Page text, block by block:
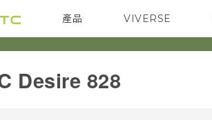
產品
VIVE G REIGNS
VIVERSE
Desire 828‎